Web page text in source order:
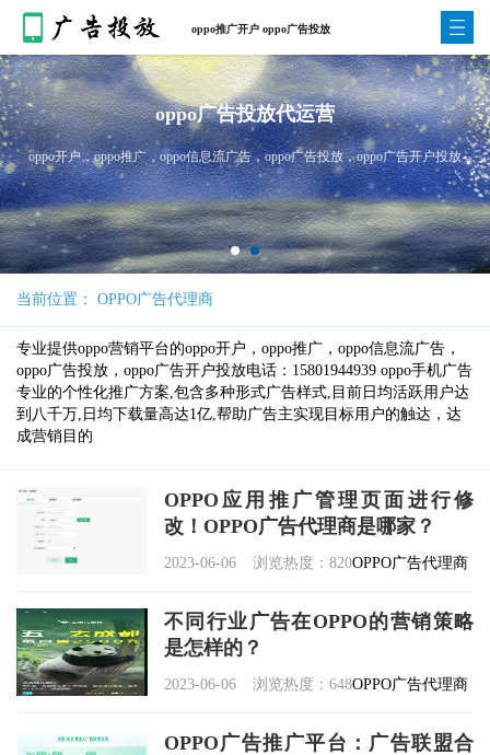
oppo推广开户 oppo广告投放
oppo广告投放代运营
oppo开户，oppo推广，oppo信息流广告，oppo广告投放，oppo广告开户投放
当前位置： OPPO广告代理商
专业提供oppo营销平台的oppo开户，oppo推广，oppo信息流广告，
oppo广告投放，oppo广告开户投放电话：15801944939 oppo手机广告
专业的个性化推广方案,包含多种形式广告样式,目前日均活跃用户达
到八千万,日均下载量高达1亿,帮助广告主实现目标用户的触达，达
成营销目的
OPPO应用推广管理页面进行修
改！OPPO广告代理商是哪家？
2023-06-06 浏览热度：820OPPO广告代理商
不同行业广告在OPPO的营销策略
是怎样的？
2023-06-06 浏览热度：648OPPO广告代理商
OPPO广告推广平台：广告联盟合